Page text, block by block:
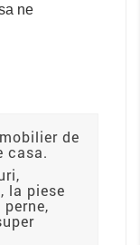
ne
de
casa.
la piese